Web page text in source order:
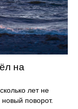
на
лет не
поворот.